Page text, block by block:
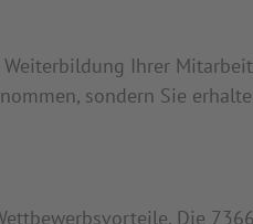
Ihrer
sondern Sie
Die